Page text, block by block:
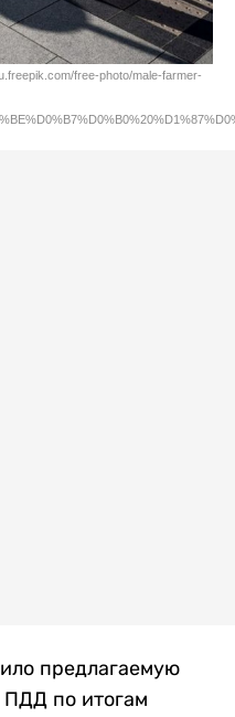
free-photo/male-farmer-
предлагаемую
ПДД по итогам